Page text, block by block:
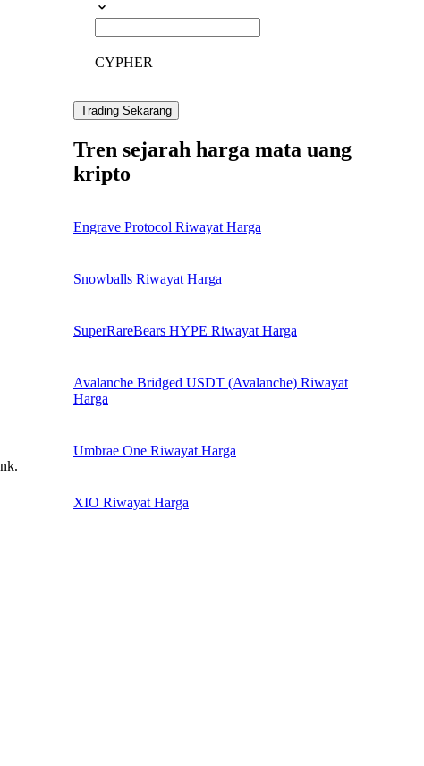
CYPHER
Trading Sekarang
Tren sejarah harga mata uang
kripto
Engrave Protocol Riwayat Harga
Snowballs Riwayat Harga
SuperRareBears HYPE Riwayat Harga
Avalanche Bridged USDT (Avalanche) Riwayat
Harga
Umbrae One Riwayat Harga
XIO Riwayat Harga